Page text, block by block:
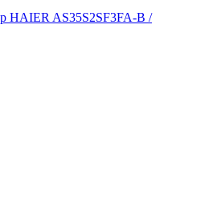
HAIER AS35S2SF3FA-B /